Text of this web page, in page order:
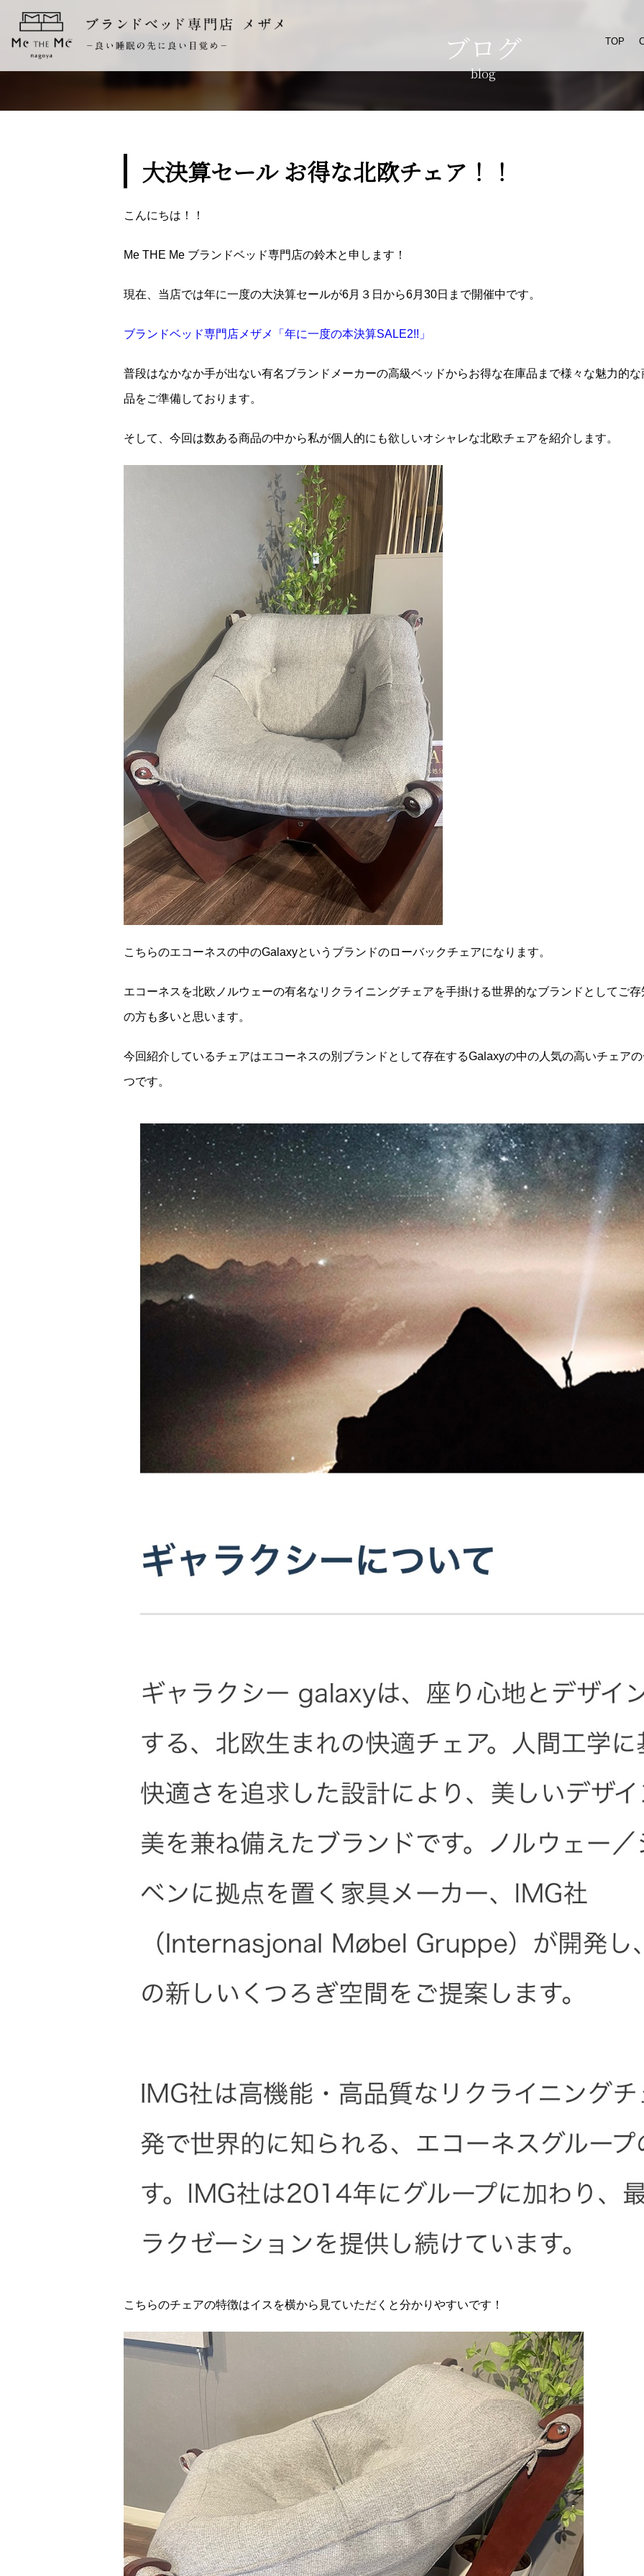
TOP
ブログ
blog
大決算セール お得な北欧チェア！！
こんにちは！！
Me THE Me ブランドベッド専門店の鈴木と申します！
現在、当店では年に一度の大決算セールが6月３日から6月30日まで開催中です。
ブランドベッド専門店メザメ「年に一度の本決算SALE2!!」
普段はなかなか手が出ない有名ブランドメーカーの高級ベッドからお得な在庫品まで様々な魅力的な
品をご準備しております。
そして、今回は数ある商品の中から私が個人的にも欲しいオシャレな北欧チェアを紹介します。
こちらのエコーネスの中のGalaxyというブランドのローバックチェアになります。
エコーネスを北欧ノルウェーの有名なリクライニングチェアを手掛ける世界的なブランドとしてご存
の方も多いと思います。
今回紹介しているチェアはエコーネスの別ブランドとして存在するGalaxyの中の人気の高いチェア
つです。
こちらのチェアの特徴はイスを横から見ていただくと分かりやすいです！